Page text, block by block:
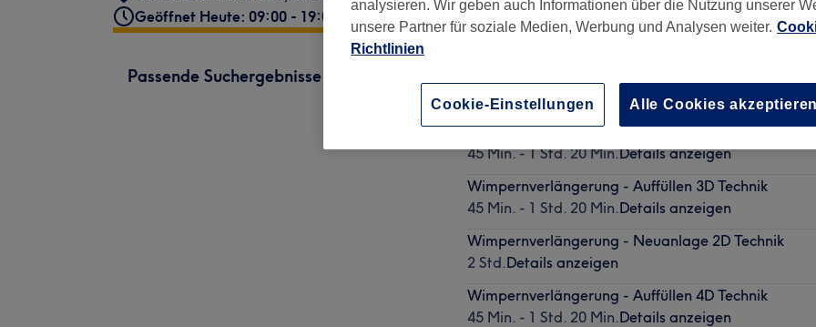
Geöffnet Heute: 09:00 - 19:00
Passende Suchergebnisse
2 Std.Details anzeigen
Wimpernverlängerung - Auffüllen 2D Technik
45 Min. - 1 Std. 20 Min.Details anzeigen
Wimpernverlängerung - Auffüllen 3D Technik
45 Min. - 1 Std. 20 Min.Details anzeigen
Wimpernverlängerung - Neuanlage 2D Technik
2 Std.Details anzeigen
Wimpernverlängerung - Auffüllen 4D Technik
45 Min. - 1 Std. 20 Min.Details anzeigen
analysieren. Wir geben auch Informationen über die Nutzung unserer
unsere Partner für soziale Medien, Werbung und Analysen weiter.
Richtlinien
Cookie-Einstellungen Alle Cookies